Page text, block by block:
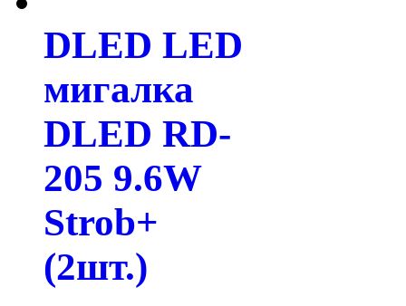
DLED LED
мигалка
DLED RD-
205 9.6W
Strob+
(2шт.)